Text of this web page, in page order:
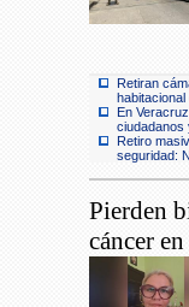
Retiran
habitacional
En
ciudadanos
Retiro
seguridad:
Pierden
cáncer